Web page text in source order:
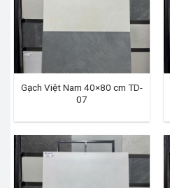
Gạch Việt Nam 40×80 cm TD-
07